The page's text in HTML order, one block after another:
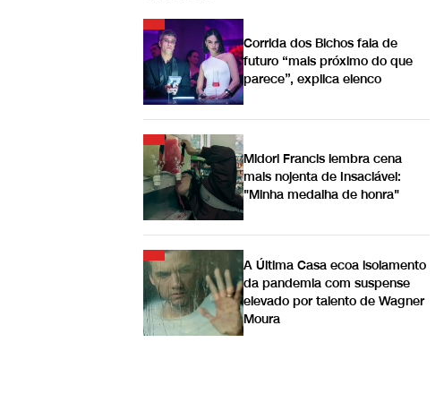
Corrida dos Bichos fala de
futuro “mais próximo do que
parece”, explica elenco
Midori Francis lembra cena
mais nojenta de Insaciável:
"Minha medalha de honra"
A Última Casa ecoa isolamento
da pandemia com suspense
elevado por talento de Wagner
Moura